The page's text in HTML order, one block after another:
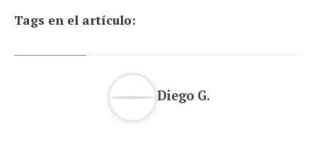
Tags en el artículo:
Diego G.